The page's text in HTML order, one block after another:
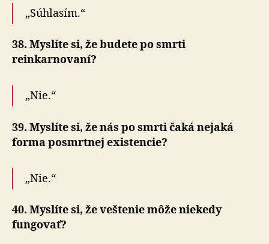
„Súhlasím.“
38. Myslíte si, že budete po smrti
reinkarnovaní?
„Nie.“
39. Myslíte si, že nás po smrti čaká nejaká
forma posmrtnej existencie?
„Nie.“
40. Myslíte si, že veštenie môže niekedy
fungovať?